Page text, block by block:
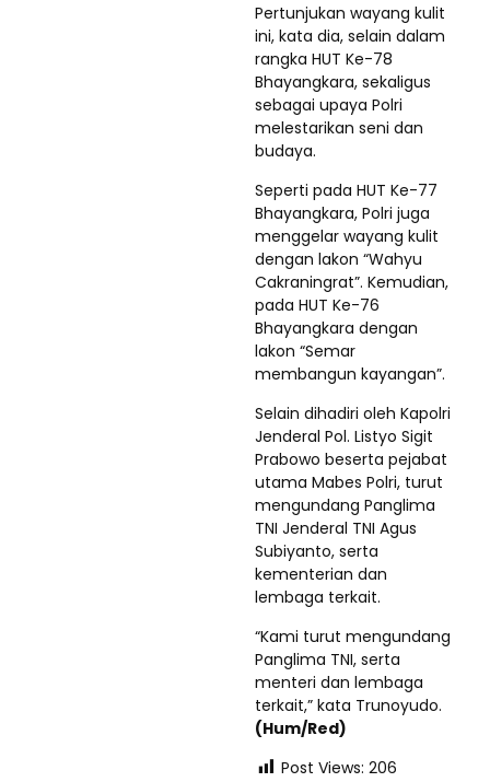
Pertunjukan wayang kulit
ini, kata dia, selain dalam
rangka HUT Ke-78
Bhayangkara, sekaligus
sebagai upaya Polri
melestarikan seni dan
budaya.
Seperti pada HUT Ke-77
Bhayangkara, Polri juga
menggelar wayang kulit
dengan lakon “Wahyu
Cakraningrat”. Kemudian,
pada HUT Ke-76
Bhayangkara dengan
lakon “Semar
membangun kayangan”.
Selain dihadiri oleh Kapolri
Jenderal Pol. Listyo Sigit
Prabowo beserta pejabat
utama Mabes Polri, turut
mengundang Panglima
TNI Jenderal TNI Agus
Subiyanto, serta
kementerian dan
lembaga terkait.
“Kami turut mengundang
Panglima TNI, serta
menteri dan lembaga
terkait,” kata Trunoyudo.
(Hum/Red)
Post Views: 206